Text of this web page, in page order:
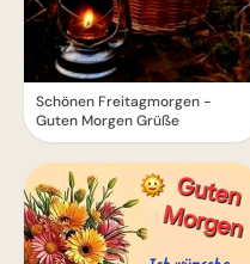
Schönen Freitagmorgen -
Guten Morgen Grüße